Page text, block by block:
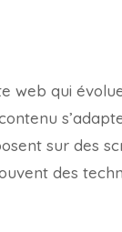
web qui
sur des
des